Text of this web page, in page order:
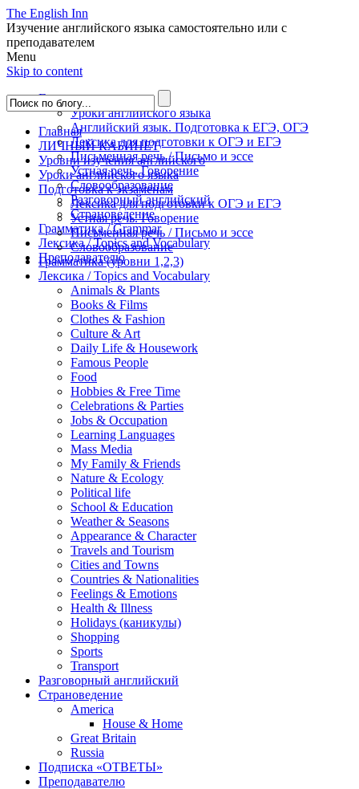
The English Inn
Изучение английского языка самостоятельно или с
преподавателем
Menu
Skip to content
Главная
Уроки английского языка
Английский язык. Подготовка к ЕГЭ, ОГЭ
Лексика для подготовки к ОГЭ и ЕГЭ
Письменная речь / Письмо и эссе
Устная речь. Говорение
Словообразование
Разговорный английский
Страноведение
Грамматика / Grammar
Лексика / Topics and Vocabulary
Преподавателю
Главная
ЛИЧНЫЙ КАБИНЕТ
Уровни изучения английского
Уроки английского языка
Подготовка к экзаменам
Лексика для подготовки к ОГЭ и ЕГЭ
Устная речь. Говорение
Письменная речь / Письмо и эссе
Словообразование
Грамматика (уровни 1,2,3)
Лексика / Topics and Vocabulary
Animals & Plants
Books & Films
Clothes & Fashion
Culture & Art
Daily Life & Housework
Famous People
Food
Hobbies & Free Time
Celebrations & Parties
Jobs & Occupation
Learning Languages
Mass Media
My Family & Friends
Nature & Ecology
Political life
School & Education
Weather & Seasons
Appearance & Character
Travels and Tourism
Cities and Towns
Countries & Nationalities
Feelings & Emotions
Health & Illness
Holidays (каникулы)
Shopping
Sports
Transport
Разговорный английский
Страноведение
America
House & Home
Great Britain
Russia
Подписка «ОТВЕТЫ»
Преподавателю